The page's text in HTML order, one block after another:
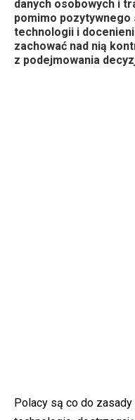
danych osobowych i
pomimo
technologii i
zachować nad nią
z podejmowania
Polacy są co do